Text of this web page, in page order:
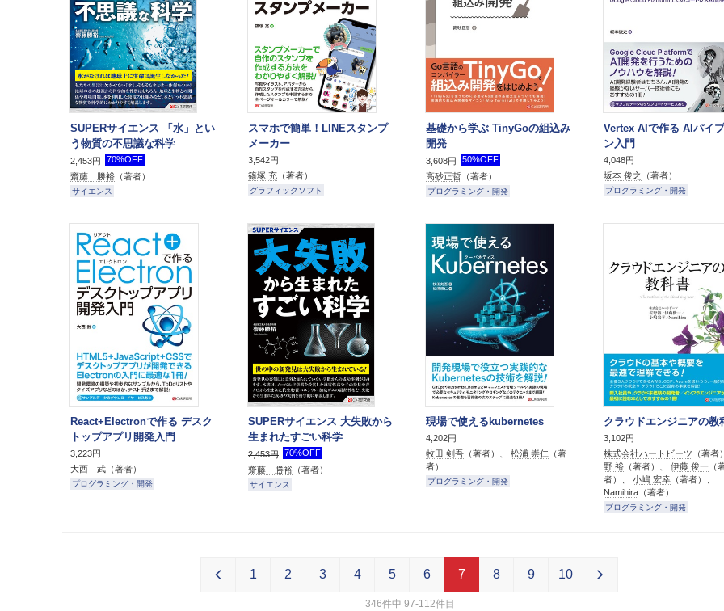
SUPERサイエンス 「水」とい
う物質の不思議な科学
2,453円 70%OFF
齋藤 勝裕 （著者）
サイエンス
スマホで簡単！LINEスタンプ
メーカー
3,542円
篠塚 充 （著者）
グラフィックソフト
基礎から学ぶ TinyGoの組込み
開発
3,608円 50%OFF
高砂正哲 （著者）
プログラミング・開発
Vertex AIで作る AIパイ
ン入門
4,048円
坂本 俊之
（著者）
プログラミング・開発
React+Electronで作る デスク
トップアプリ開発入門
3,223円
大西 武 （著者）
プログラミング・開発
SUPERサイエンス 大失敗から
生まれたすごい科学
2,453円 70%OFF
齋藤 勝裕 （著者）
サイエンス
現場で使えるkubernetes
4,202円
牧田 剣吾 （著者）、 松浦 崇仁 （著
者）
プログラミング・開発
クラウドエンジニアの教
3,102円
株式会社ハートビーツ （著
野 裕 （著者）、 伊藤 俊一 （
者）、 小嶋 宏幸 （著者）、
Namihira （著者）
プログラミング・開発
346件中 97-112件目
1 2 3 4 5 6 7 8 9 10